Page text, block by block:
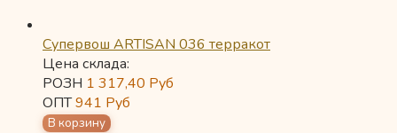
Супервош ARTISAN 036 терракот
Цена склада:
РОЗН 1 317,40 Руб
ОПТ941 Руб